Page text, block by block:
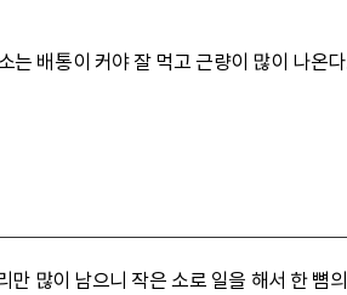
배통이 커야 잘 먹고 근량이 많이 나온
많이 남으니 작은 소로 일을 해서 한 뼘